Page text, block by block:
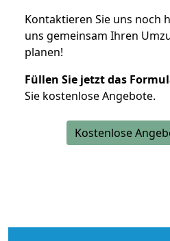
Kontaktieren Sie uns noch
uns gemeinsam Ihren
planen!
Füllen Sie jetzt das
Sie kostenlose Angebote.
Kostenlose